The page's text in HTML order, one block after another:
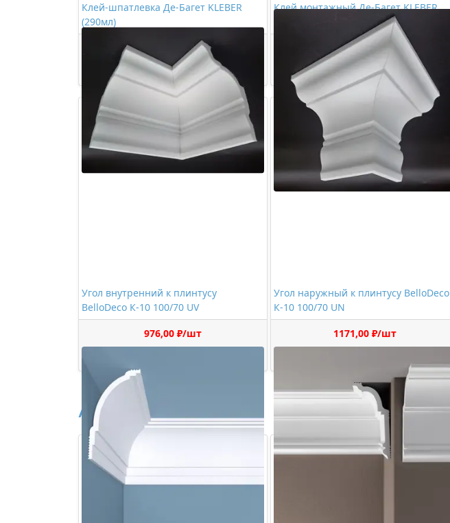
Клей-шпатлевка Де-Багет KLEBER
(290мл)
363,00 ₽/шт
Купить
Клей монтажный Де-Багет KLEBER
534,00 ₽/шт
Купить
Угол внутренний к плинтусу
BelloDeco К-10 100/70 UV
976,00 ₽/шт
Угол наружный к плинтусу BelloDeco
К-10 100/70 UN
1171,00 ₽/шт
Аналоги